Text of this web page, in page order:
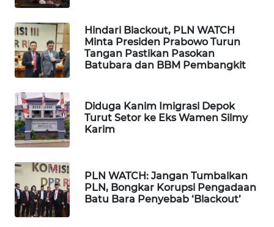
Hindari Blackout, PLN WATCH
Minta Presiden Prabowo Turun
Tangan Pastikan Pasokan
Batubara dan BBM Pembangkit
Diduga Kanim Imigrasi Depok
Turut Setor ke Eks Wamen Silmy
Karim
PLN WATCH: Jangan Tumbalkan
PLN, Bongkar Korupsi Pengadaan
Batu Bara Penyebab ‘Blackout’
WN
TAPANULI
TENGAH
SERDANG
WN
TEBING
WN
PAKPAK